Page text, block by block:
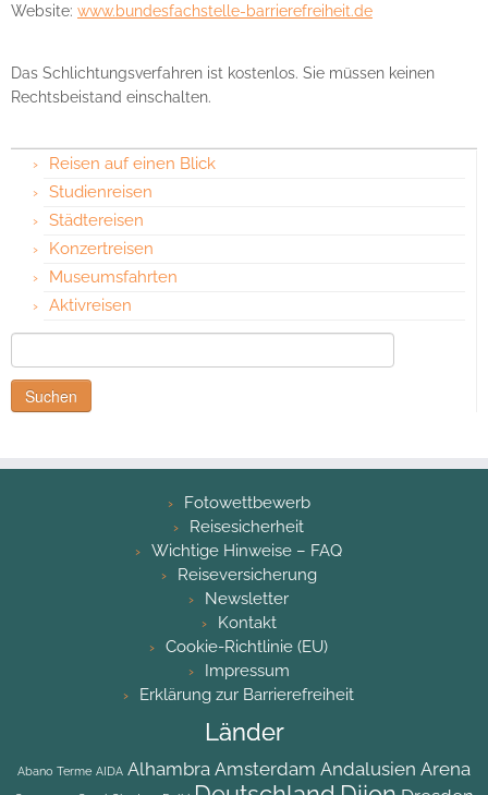
Website: www.bundesfachstelle-barrierefreiheit.de
Das Schlichtungsverfahren ist kostenlos. Sie müssen keinen
Rechtsbeistand einschalten.
Reisen auf einen Blick
Studienreisen
Städtereisen
Konzertreisen
Museumsfahrten
Aktivreisen
nach:
Fotowettbewerb
Reisesicherheit
Wichtige Hinweise – FAQ
Reiseversicherung
Newsletter
Kontakt
Cookie-Richtlinie (EU)
Impressum
Erklärung zur Barrierefreiheit
Länder
Abano Terme AIDA Alhambra Amsterdam Andalusien Arena